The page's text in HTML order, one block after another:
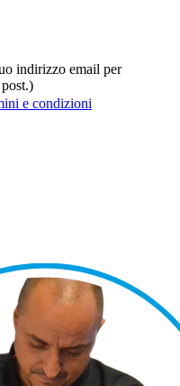
indirizzo email per
e condizioni